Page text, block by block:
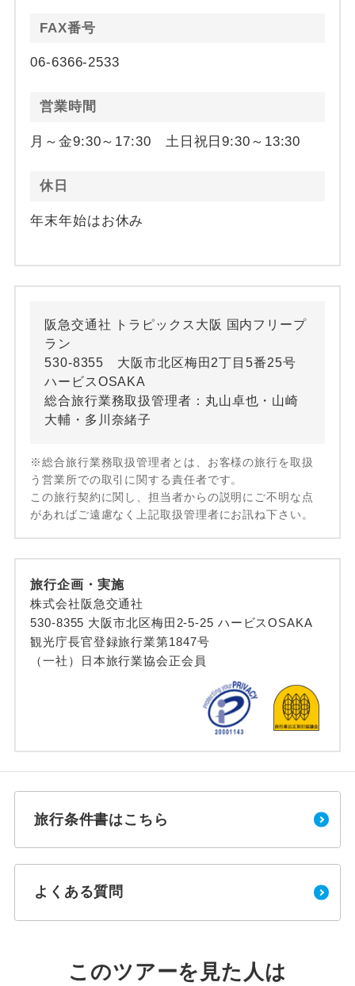
FAX番号
06-6366-2533
営業時間
月～金9:30～17:30 土日祝日9:30～13:30
休日
年末年始はお休み
阪急交通社 トラピックス大阪 国内フリープ
ラン
530-8355 大阪市北区梅田2丁目5番25号
ハービスOSAKA
総合旅行業務取扱管理者：丸山卓也・山崎
大輔・多川奈緒子
※総合旅行業務取扱管理者とは、お客様の旅行を取扱
う営業所での取引に関する責任者です。
この旅行契約に関し、担当者からの説明にご不明な点
があればご遠慮なく上記取扱管理者にお訊ね下さい。
旅行企画・実施
株式会社阪急交通社
530-8355 大阪市北区梅田2-5-25 ハービスOSAKA
観光庁長官登録旅行業第1847号
（一社）日本旅行業協会正会員
旅行条件書はこちら
よくある質問
このツアーを見た人は